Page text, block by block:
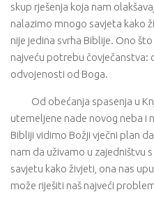
skup rješenja koja nam
nalazimo mnogo savjeta kako
nije jedina svrha Biblije. Ono
najveću potrebu čovječanstva:
odvojenosti od Boga.
Od obećanja spasenja u
utemeljene nade novog neba i
Bibliji vidimo Božji vječni plan
nam da uživamo u zajedništvu
savjetu kako živjeti, ona nas
može riješiti naš najveći